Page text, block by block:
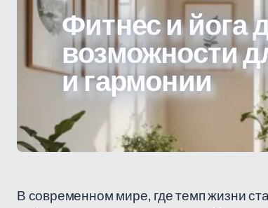
Фитнес и йога
возможности
и гармонии
В современном мире, где темп жизни